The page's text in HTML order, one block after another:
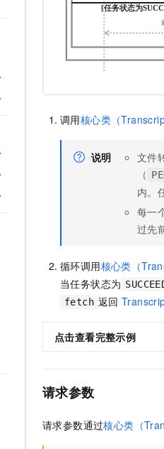
调用核心类（
说明 文件
（
内。
每一
过先
循环调用核心类（
当任务状态为
fetch 返回
点击查看完整示例
请求参数
请求参数通过核心类（